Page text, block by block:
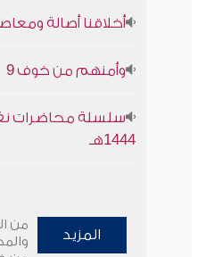
أخلاقنا أصالة
وأمنهم من خوف 9
سلسلة محاضرات
1444هـ
المزيد
من